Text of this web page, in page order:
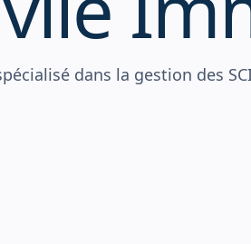
Particulier
dans la gestion des